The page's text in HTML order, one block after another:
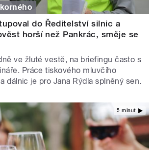
do Ředitelství silnic a
horší než Pankrác, směje se
ve žluté vestě, na briefingu často s
Práce tiskového mluvčího
dálnic je pro Jana Rýdla splněný sen.
5 minut